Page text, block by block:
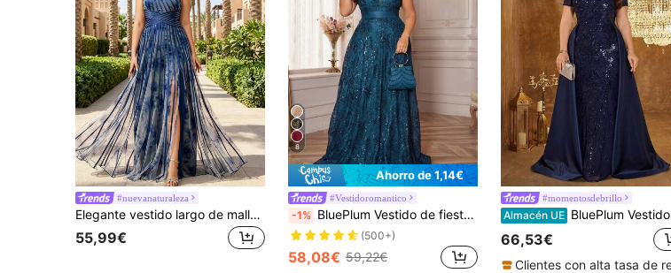
#nuevanaturaleza
Elegante vestido largo de malla estampado de un solo hombro azul marino talla grande para mujer para boda de verano, baile de graduación, salidas & fiesta de festival con abertura alta delantera
55,99€
8
Ahorro de 1,14€
#Vestidoromantico
-1% BluePlum Vestido de fiesta elegante formal para mujer talla grande con lentejuelas, bordado, patchwork, cinta, escote en V, corte A, para invitada de boda, primavera y otoño
(500+)
58,08€ 59,22€
#momentosdebrillo
Almacén UE BluePlum Vestido midi de línea A con cuello cuadrado, manga corta, patchwork de satén con bordado de lentejuelas, elegante para mujer de talla grande, otoño
66,53€